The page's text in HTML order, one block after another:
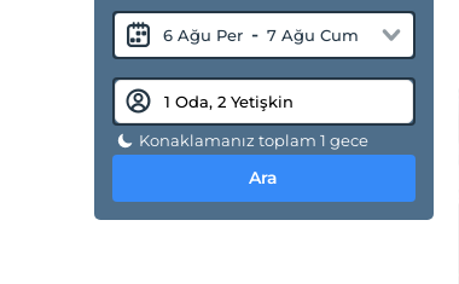
6 Ağu Per - 7 Ağu Cum
Konaklamanız toplam 1 gece
Ara